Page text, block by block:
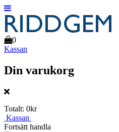
0
Kassan
Din varukorg
Totalt: 0kr
Kassan
Fortsätt handla